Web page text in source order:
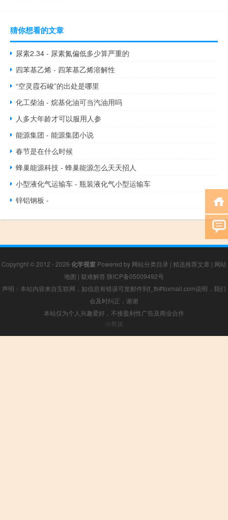
猜你想看的文章
尿素2.34 - 尿素氮偏低多少算严重的
四苯基乙烯 - 四苯基乙烯溶解性
“空灵霞石峻”的出处是哪里
化工柴油 - 烷基化油可当汽油用吗
人多大年龄才可以服用人参
能源集团 - 能源集团小说
春节是在什么时候
蜂巢能源科技 - 蜂巢能源怎么天天招人
小型液化气运输车 - 瓶装液化气小型运输车
锌铝钢板 -
Copyright © 2012 - 2026 化学视窗 Powered by 网站分类目录 | 精选推荐文章 | 网站
地图 | 疑难解答 陕ICP备05009492号
声明：本站内容来自互联网，如信息有错误可发邮件到f_fb#foxmail.com说明，我们
会及时纠正，谢谢
本站仅为个人兴趣爱好，不接盈利性广告及商业合作
小男孩